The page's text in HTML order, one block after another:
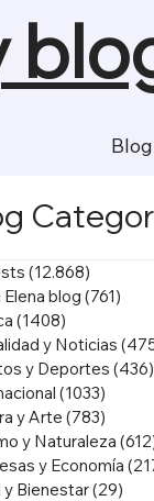
Blog
(12.868)
Elena blog (761)
(1408)
y Noticias
y Deportes (436)
(1033)
y Arte (783)
y Naturaleza
y Economía
y Bienestar(29)